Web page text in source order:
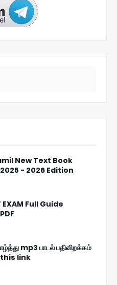
New Text Book
- 2026 Edition
EXAM Full Guide
mp3 பாடல் பதிவிறக்கம்
link